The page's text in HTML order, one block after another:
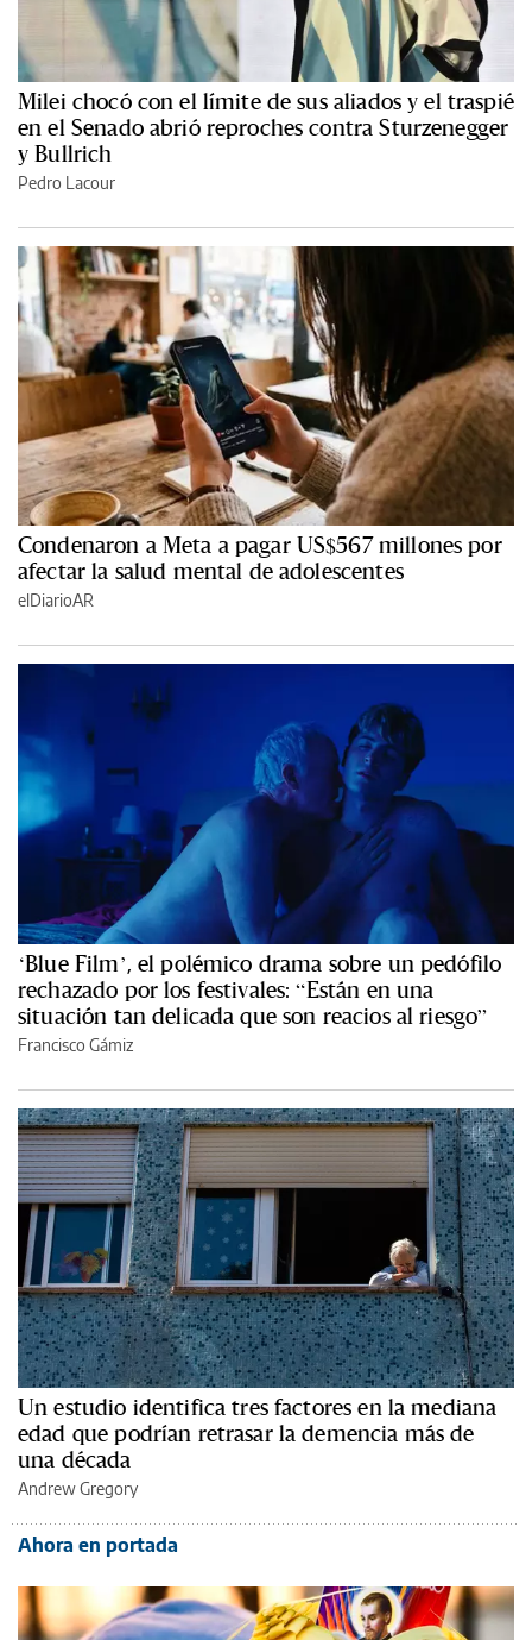
Milei chocó con el límite de sus aliados y el traspié
en el Senado abrió reproches contra Sturzenegger
y Bullrich
Pedro Lacour
Condenaron a Meta a pagar US$567 millones por
afectar la salud mental de adolescentes
elDiarioAR
‘Blue Film’, el polémico drama sobre un pedófilo
rechazado por los festivales: “Están en una
situación tan delicada que son reacios al riesgo”
Francisco Gámiz
Un estudio identifica tres factores en la mediana
edad que podrían retrasar la demencia más de
una década
Andrew Gregory
Ahora en portada